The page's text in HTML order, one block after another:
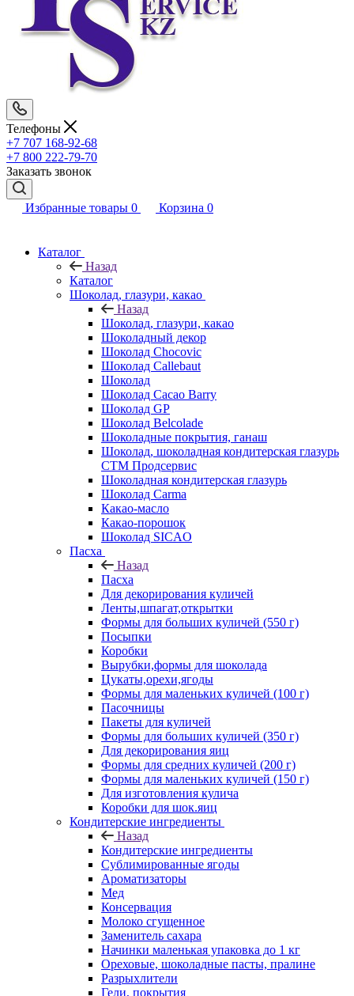
Телефоны
+7 707 168-92-68
+7 800 222-79-70
Заказать звонок
Избранные товары 0 Корзина 0
Каталог
Назад
Каталог
Шоколад, глазури, какао
Назад
Шоколад, глазури, какао
Шоколадный декор
Шоколад Chocovic
Шоколад Callebaut
Шоколад
Шоколад Cacao Barry
Шоколад GP
Шоколад Belcolade
Шоколадные покрытия, ганаш
Шоколад, шоколадная кондитерская глазурь
СТМ Продсервис
Шоколадная кондитерская глазурь
Шоколад Carma
Какао-масло
Какао-порошок
Шоколад SICAO
Пасха
Назад
Пасха
Для декорирования куличей
Ленты,шпагат,открытки
Формы для больших куличей (550 г)
Посыпки
Коробки
Вырубки,формы для шоколада
Цукаты,орехи,ягоды
Формы для маленьких куличей (100 г)
Пасочницы
Пакеты для куличей
Формы для больших куличей (350 г)
Для декорирования яиц
Формы для средних куличей (200 г)
Формы для маленьких куличей (150 г)
Для изготовления кулича
Коробки для шок.яиц
Кондитерские ингредиенты
Назад
Кондитерские ингредиенты
Сублимированные ягоды
Ароматизаторы
Мед
Консервация
Молоко сгущенное
Заменитель сахара
Начинки маленькая упаковка до 1 кг
Ореховые, шоколадные пасты, пралине
Разрыхлители
Гели, покрытия